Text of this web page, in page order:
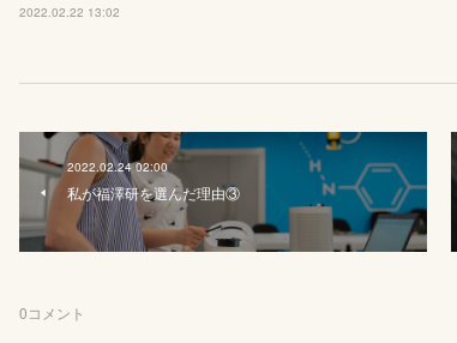
2022.02.22 13:02
2022.02.24 02:00
私が福澤研を選んだ理由③
0コメント